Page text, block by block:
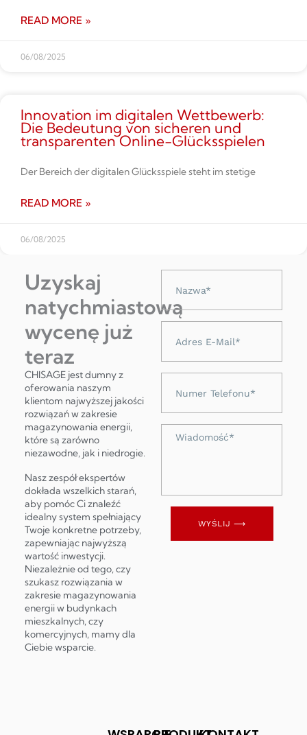
READ MORE »
06/08/2025
Innovation im digitalen Wettbe­werb:
Die Bedeutung von sicheren und
transparenten Online-Glücksspielen
Der Bereich der digitalen Glücksspiele steht im stetige
READ MORE »
06/08/2025
Uzyskaj
natychmiastową
wycenę już
teraz
CHISAGE jest dumny z
oferowania naszym
klientom najwyższej jakości
rozwiązań w zakresie
magazynowania energii,
które są zarówno
niezawodne, jak i niedrogie.
Nasz zespół ekspertów
dokłada wszelkich starań,
aby pomóc Ci znaleźć
idealny system spełniający
Twoje konkretne potrzeby,
zapewniając najwyższą
wartość inwestycji.
Niezależnie od tego, czy
szukasz rozwiązania w
zakresie magazynowania
energii w budynkach
mieszkalnych, czy
komercyjnych, mamy dla
Ciebie wsparcie.
telefonu
WYŚLIJ ⟶